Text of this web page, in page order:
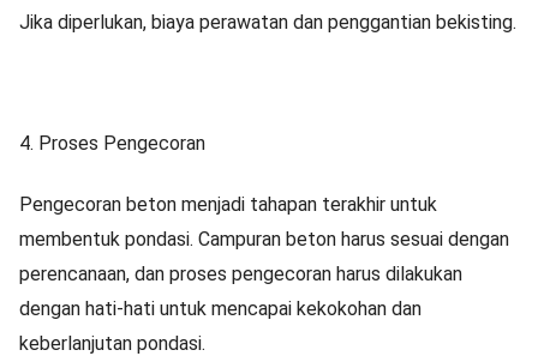
Jika diperlukan, biaya perawatan dan penggantian bekisting.
4. Proses Pengecoran
Pengecoran beton menjadi tahapan terakhir untuk
membentuk pondasi. Campuran beton harus sesuai dengan
perencanaan, dan proses pengecoran harus dilakukan
dengan hati-hati untuk mencapai kekokohan dan
keberlanjutan pondasi.